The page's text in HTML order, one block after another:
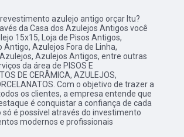
azulejo antigo orçar Itu?
da Casa dos Azulejos Antigos você
15x15, Loja de Pisos Antigos,
Antigo, Azulejos Fora de Linha,
Azulejos Antigos, entre outras
da área de PISOS E
DE CERÂMICA, AZULEJOS,
Com o objetivo de trazer a
os clientes, a empresa entende que
é conquistar a confiança de cada
só é possível através do investimento
modernos e profissionais